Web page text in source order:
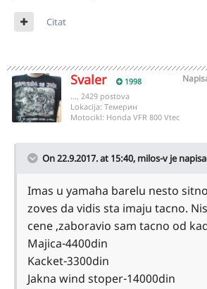
Citat
Svaler 1998
..., 2429 postova
Lokacija: Tемерин
Motocikl: Honda VFR 800 Vtec
On 22.9.2017. at 15:40, milos-v je
Imas u yamaha barelu nesto
zoves da vidis sta imaju tacno.
cene ,zaboravio sam tacno od
Majica-4400din
Kacket-3300din
Jakna wind stoper-14000din